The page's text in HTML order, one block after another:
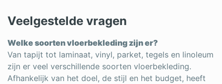
Veelgestelde vragen
Welke soorten vloerbekleding zijn er?
Van tapijt tot laminaat, vinyl, parket, tegels en linoleum
zijn er veel verschillende soorten vloerbekleding.
Afhankelijk van het doel, de stijl en het budget, heeft